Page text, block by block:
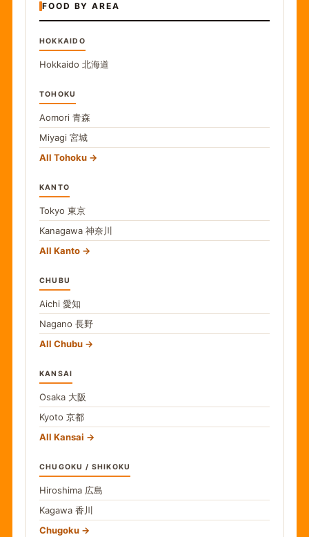
FOOD BY AREA
HOKKAIDO
Hokkaido 北海道
TOHOKU
Aomori 青森
Miyagi 宮城
All Tohoku
KANTO
Tokyo 東京
Kanagawa 神奈川
All Kanto
CHUBU
Aichi 愛知
Nagano 長野
All Chubu
KANSAI
Osaka 大阪
Kyoto 京都
All Kansai
CHUGOKU / SHIKOKU
Hiroshima 広島
Kagawa 香川
Chugoku